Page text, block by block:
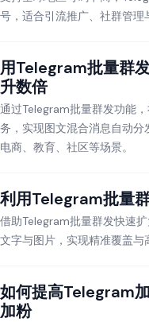
号，适合引流推广、社群管理
用Telegram批量群
升数倍
通过Telegram批量群发功能
务，实现图文混合消息自动
电商、教育、社区等场景。
利用Telegram批量
借助Telegram批量群发快速
文字与图片，实现精准覆盖与
如何提高Telegram
加粉